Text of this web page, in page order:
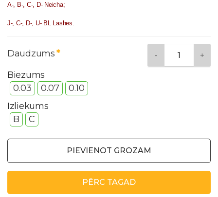
A-, B-, C-, D- Neicha;
J-, C-, D-, U- BL Lashes.
Daudzums
Biezums
0.03
0.07
0.10
Izliekums
B
С
PIEVIENOT GROZAM
PĒRC TAGAD